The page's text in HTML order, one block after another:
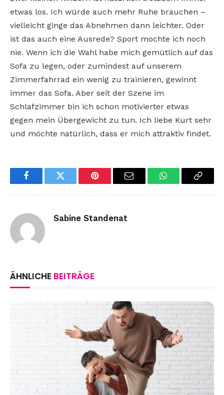
etwas los. Ich würde auch mehr Ruhe brauchen –
vielleicht ginge das Abnehmen dann leichter. Oder
ist das auch eine Ausrede? Sport mochte ich noch
nie. Wenn ich die Wahl habe mich gemütlich auf das
Sofa zu legen, oder zumindest auf unserem
Zimmerfahrrad ein wenig zu trainieren, gewinnt
immer das Sofa. Aber seit der Szene im
Schlafzimmer bin ich schon motivierter etwas
gegen mein Übergewicht zu tun. Ich liebe Kurt sehr
und möchte natürlich, dass er mich attraktiv findet.
FacebookTwitter Pinterest Email WhatsAppCopy
Sabine Standenat
ÄHNLICHE BEITRÄGE